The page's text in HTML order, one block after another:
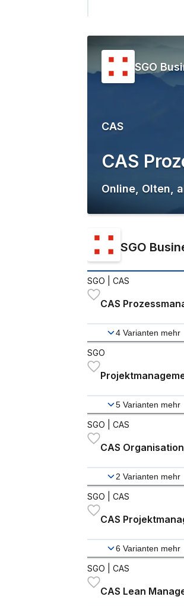
SGO
CAS
CAS
Online, Olten,
SGO
SGO | CAS
CAS
4 Varianten mehr
SGO
5 Varianten mehr
SGO | CAS
CAS
2 Varianten mehr
SGO | CAS
CAS
6 Varianten mehr
SGO | CAS
CAS Lean